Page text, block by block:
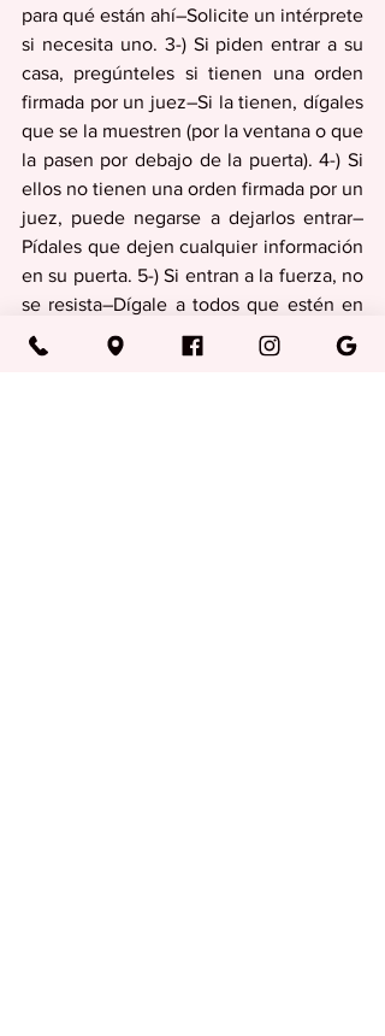
para qué están ahí–Solicite un intérprete
si necesita uno. 3-) Si piden entrar a su
casa, pregúnteles si tienen una orden
firmada por un juez–Si la tienen, dígales
que se la muestren (por la ventana o que
la pasen por debajo de la puerta). 4-) Si
ellos no tienen una orden firmada por un
juez, puede negarse a dejarlos entrar–
Pídales que dejen cualquier información
en su puerta. 5-) Si entran a la fuerza, no
se resista–Dígale a todos que estén en
la casa que permanezcan en silencio. 6-)
Si es arrestado, permanezca en